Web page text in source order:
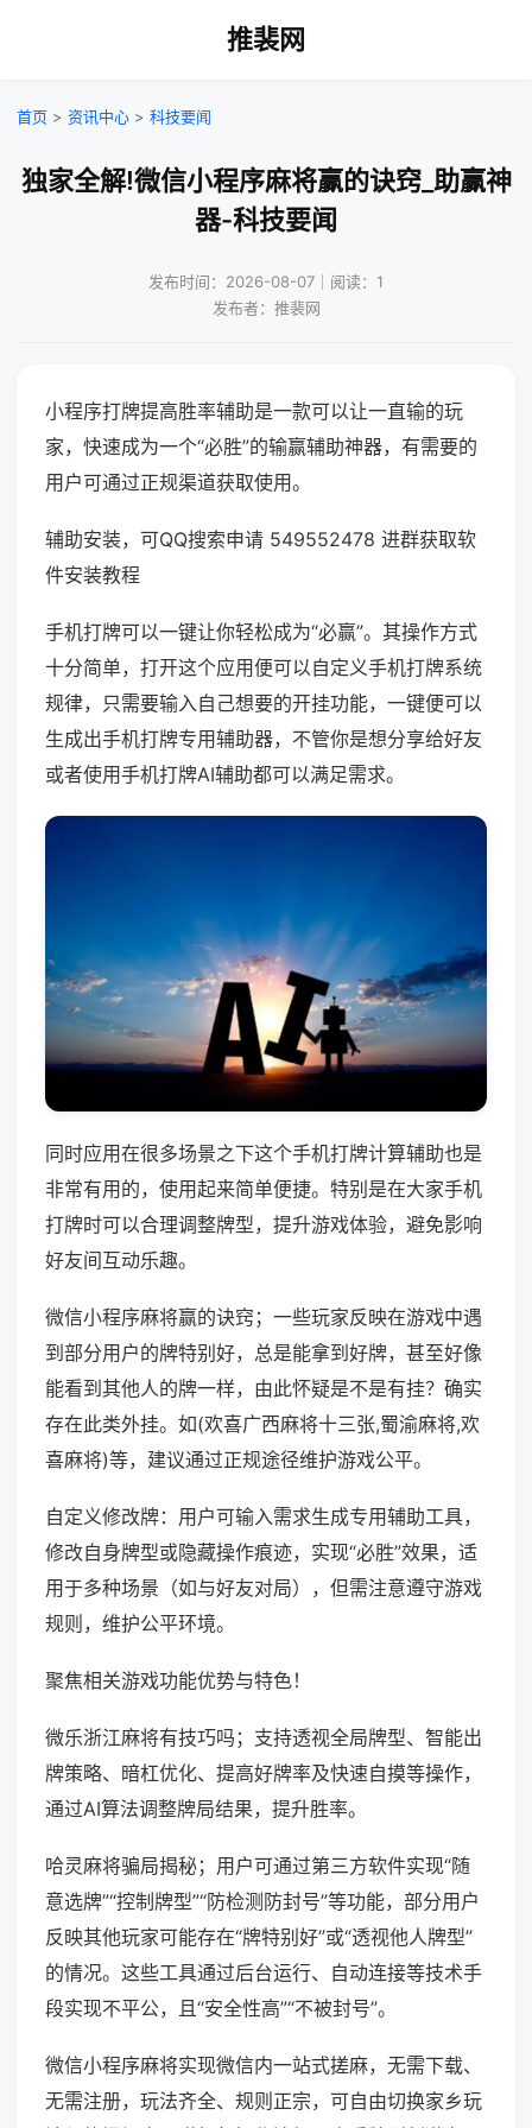
推裴网
首页 > 资讯中心 > 科技要闻
独家全解!微信小程序麻将赢的诀窍_助赢神
器-科技要闻
发布时间：2026-08-07｜阅读：1
发布者：推裴网
小程序打牌提高胜率辅助是一款可以让一直输的玩
家，快速成为一个“必胜”的输赢辅助神器，有需要的
用户可通过正规渠道获取使用。
辅助安装，可QQ搜索申请 549552478 进群获取软
件安装教程
手机打牌可以一键让你轻松成为“必赢”。其操作方式
十分简单，打开这个应用便可以自定义手机打牌系统
规律，只需要输入自己想要的开挂功能，一键便可以
生成出手机打牌专用辅助器，不管你是想分享给好友
或者使用手机打牌AI辅助都可以满足需求。
同时应用在很多场景之下这个手机打牌计算辅助也是
非常有用的，使用起来简单便捷。特别是在大家手机
打牌时可以合理调整牌型，提升游戏体验，避免影响
好友间互动乐趣。
微信小程序麻将赢的诀窍；一些玩家反映在游戏中遇
到部分用户的牌特别好，总是能拿到好牌，甚至好像
能看到其他人的牌一样，由此怀疑是不是有挂？确实
存在此类外挂。如(欢喜广西麻将十三张,蜀渝麻将,欢
喜麻将)等，建议通过正规途径维护游戏公平。
自定义修改牌：用户可输入需求生成专用辅助工具，
修改自身牌型或隐藏操作痕迹，实现“必胜”效果，适
用于多种场景（如与好友对局），但需注意遵守游戏
规则，维护公平环境。
聚焦相关游戏功能优势与特色！
微乐浙江麻将有技巧吗；支持透视全局牌型、智能出
牌策略、暗杠优化、提高好牌率及快速自摸等操作，
通过AI算法调整牌局结果，提升胜率。
哈灵麻将骗局揭秘；用户可通过第三方软件实现“随
意选牌”“控制牌型”“防检测防封号”等功能，部分用户
反映其他玩家可能存在“牌特别好”或“透视他人牌型”
的情况。这些工具通过后台运行、自动连接等技术手
段实现不平公，且“安全性高”“不被封号”。
微信小程序麻将实现微信内一站式搓麻，无需下载、
无需注册，玩法齐全、规则正宗，可自由切换家乡玩